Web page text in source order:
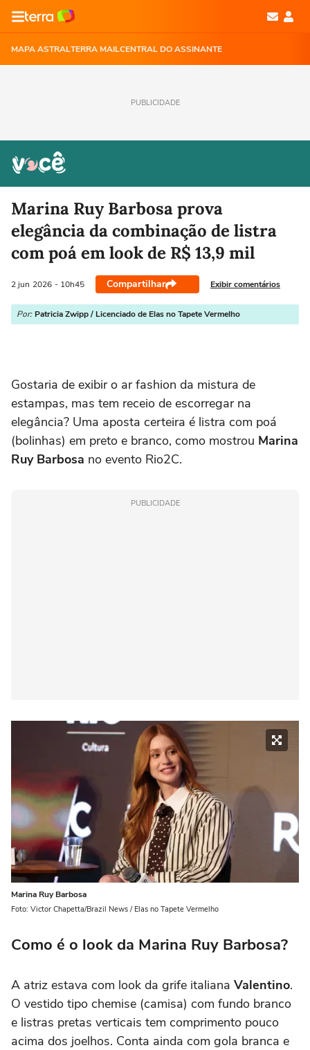
MAPA ASTRALTERRA MAILCENTRAL DO ASSINANTE
PUBLICIDADE
Marina Ruy Barbosa prova
elegância da combinação de listra
com poá em look de R$ 13,9 mil
2 jun 2026 - 10h45 Compartilhar Exibir comentários
Por: Patricia Zwipp / Licenciado de Elas no Tapete Vermelho
Gostaria de exibir o ar fashion da mistura de
estampas, mas tem receio de escorregar na
elegância? Uma aposta certeira é listra com poá
(bolinhas) em preto e branco, como mostrou Marina
Ruy Barbosa no evento Rio2C.
PUBLICIDADE
Marina Ruy Barbosa
Foto: Victor Chapetta/Brazil News / Elas no Tapete Vermelho
Como é o look da Marina Ruy Barbosa?
A atriz estava com look da grife italiana Valentino.
O vestido tipo chemise (camisa) com fundo branco
e listras pretas verticais tem comprimento pouco
acima dos joelhos. Conta ainda com gola branca e